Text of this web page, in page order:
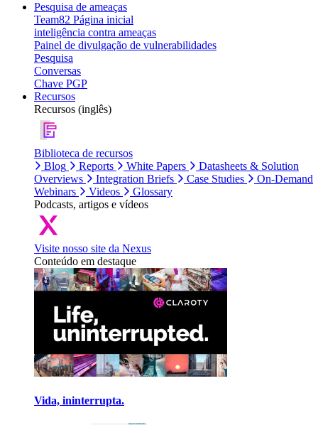
Pesquisa de ameaças
Team82 Página inicial
inteligência contra ameaças
Painel de divulgação de vulnerabilidades
Pesquisa
Conversas
Chave PGP
Recursos
Recursos (inglês)
Biblioteca de recursos
Blog
Reports White Papers
Datasheets & Solution
Overviews
Integration Briefs Case Studies
On-Demand
Webinars
Videos
Glossary
Podcasts, artigos e vídeos
Visite nosso site da Nexus
Conteúdo em destaque
Vida, ininterrupta.